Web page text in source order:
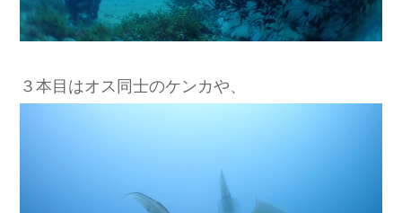
３本目はオス同士のケンカや、